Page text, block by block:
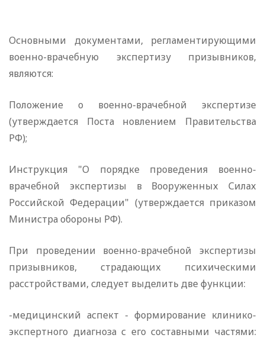
Основными документами, регламентирующими
военно-врачебную экспертизу призывников,
являются:
Положение о военно-врачебной экспертизе
(утверждается Поста новлением Правительства
РФ);
Инструкция "О порядке проведения военно-
врачебной экспертизы в Вооруженных Силах
Российской Федерации" (утверждается приказом
Министра обороны РФ).
При проведении военно-врачебной экспертизы
призывников, страдающих психическими
расстройствами, следует выделить две функции:
-медицинский аспект - формирование клинико-
экспертного диагноза с его составными частями: